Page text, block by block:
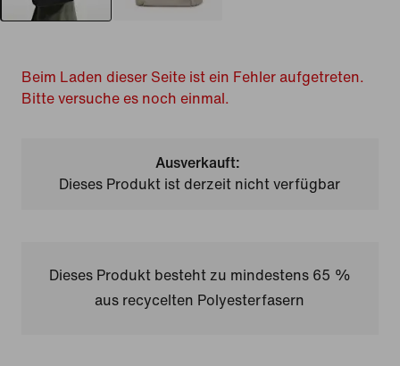
Beim Laden dieser Seite ist ein Fehler aufgetreten.
Bitte versuche es noch einmal.
Ausverkauft:
Dieses Produkt ist derzeit nicht verfügbar
Dieses Produkt besteht zu mindestens 65 %
aus recycelten Polyesterfasern